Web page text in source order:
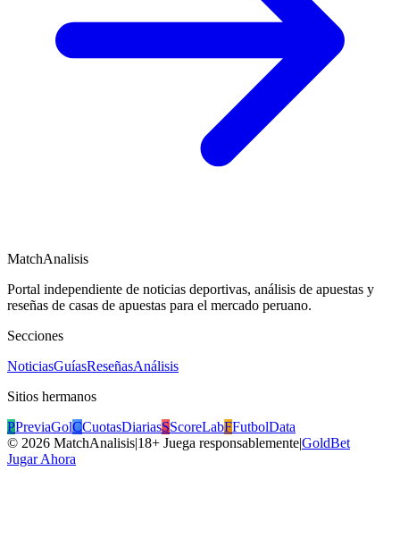
MatchAnalisis
Portal independiente de noticias deportivas, análisis de apuestas y
reseñas de casas de apuestas para el mercado peruano.
Secciones
NoticiasGuíasReseñasAnálisis
Sitios hermanos
PPreviaGolCCuotasDiariasSScoreLabFFutbolData
© 2026 MatchAnalisis|18+ Juega responsablemente|GoldBet
Jugar Ahora